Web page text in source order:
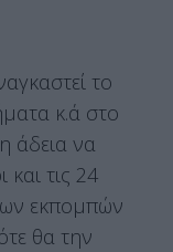
το
κ.ά στο
άδεια να
και τις 24
εκπομπών
θα την